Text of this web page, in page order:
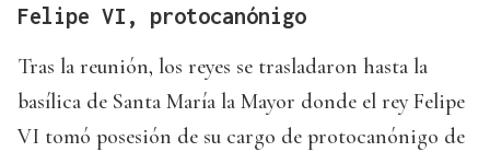
Felipe VI, protocanónigo
Tras la reunión, los reyes se trasladaron hasta la
basílica de Santa María la Mayor donde el rey Felipe
VI tomó posesión de su cargo de protocanónigo de